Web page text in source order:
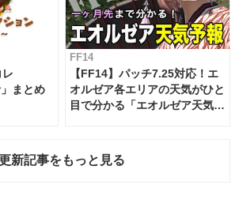
レ
まとめ
FF14
【FF14】パッチ7.25対応！エ
オルゼア各エリアの天気がひと
目で分かる「エオルゼア天気予
新記事をもっと見る